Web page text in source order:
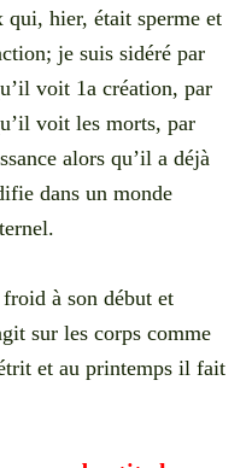
qui, hier, était sperme et
je suis sidéré par
voit 1a création, par
voit les morts, par
alors qu’il a déjà
dans un monde
à son début et
sur les corps comme
et au printemps il fait